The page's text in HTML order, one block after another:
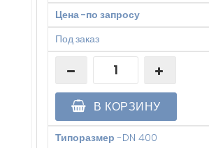
Цена-по запросу
Под заказ
В КОРЗИНУ
Типоразмер -DN 400